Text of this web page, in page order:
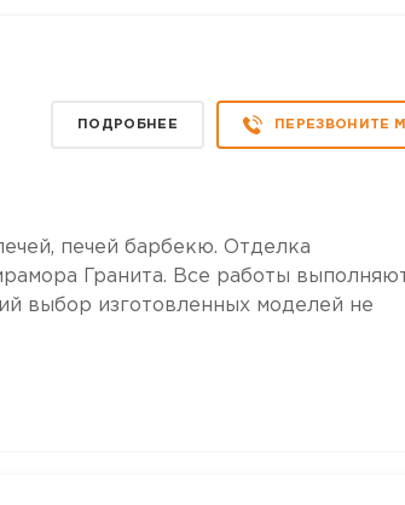
ПОДРОБНЕЕ ПЕРЕЗВОНИТЕ
печей барбекю. Отделка
Гранита. Все работы
выбор изготовленных моделей не